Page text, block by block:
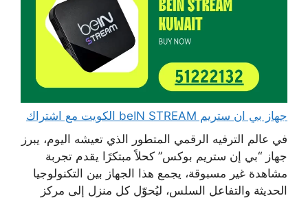
جهاز بي ان ستريم beIN STREAM الكويت مع اشتراك
في عالم الترفيه الرقمي المتطور الذي تعيشه اليوم، يبرز
جهاز “بي إن ستريم بوكس” كحلاً مبتكرًا يقدم تجربة
مشاهدة غير مسبوقة، يجمع هذا الجهاز بين التكنولوجيا
الحديثة والتفاعل السلس، ليُحوّل كل منزل إلى مركز